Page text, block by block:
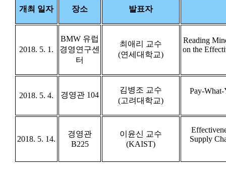
개최 일자 장소 발표자
2018. 5. 1.
BMW 유럽
경영연구센
터
최애리 교수
(연세대학교)
Reading
on the
2018. 5. 4. 경영관 104
김병조 교수
(고려대학교)
Pay-
2018. 5. 14.
경영관
B225
이윤신 교수
(KAIST)
Supply